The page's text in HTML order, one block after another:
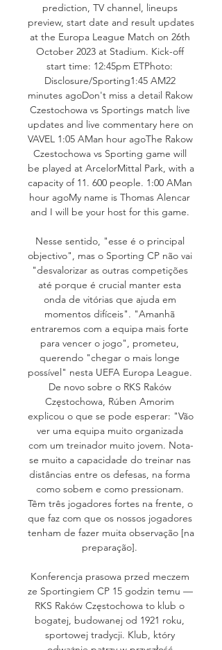
prediction, TV channel, lineups
preview, start date and result updates
at the Europa League Match on 26th
October 2023 at Stadium. Kick-off
start time: 12:45pm ETPhoto:
Disclosure/Sporting1:45 AM22
minutes agoDon't miss a detail Rakow
Czestochowa vs Sportings match live
updates and live commentary here on
VAVEL 1:05 AMan hour agoThe Rakow
Czestochowa vs Sporting game will
be played at ArcelorMittal Park, with a
capacity of 11. 600 people. 1:00 AMan
hour agoMy name is Thomas Alencar
and I will be your host for this game.
Nesse sentido, "esse é o principal
objectivo", mas o Sporting CP não vai
"desvalorizar as outras competições
até porque é crucial manter esta
onda de vitórias que ajuda em
momentos difíceis". "Amanhã
entraremos com a equipa mais forte
para vencer o jogo", prometeu,
querendo "chegar o mais longe
possível" nesta UEFA Europa League.
De novo sobre o RKS Raków
Częstochowa, Rúben Amorim
explicou o que se pode esperar: "Vão
ver uma equipa muito organizada
com um treinador muito jovem. Nota-
se muito a capacidade do treinar nas
distâncias entre os defesas, na forma
como sobem e como pressionam.
Têm três jogadores fortes na frente, o
que faz com que os nossos jogadores
tenham de fazer muita observação [na
preparação].
Konferencja prasowa przed meczem
ze Sportingiem CP 15 godzin temu —
RKS Raków Częstochowa to klub o
bogatej, budowanej od 1921 roku,
sportowej tradycji. Klub, który